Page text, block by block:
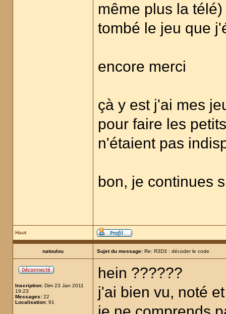
même plus la
tombé le jeu que
encore merci
çà y est j'ai mes
pour faire les
n'étaient pas
bon, je continues
Haut
natoulou Sujet du message: Re: R3D3 : décoder le code
Inscription: Dim 23 Jan 2011
19:23
Messages: 22
Localisation: 91
hein ??????
j'ai bien vu, noté